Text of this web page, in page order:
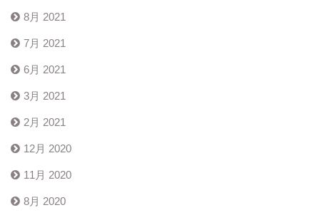
8月 2021
7月 2021
6月 2021
3月 2021
2月 2021
12月 2020
11月 2020
8月 2020